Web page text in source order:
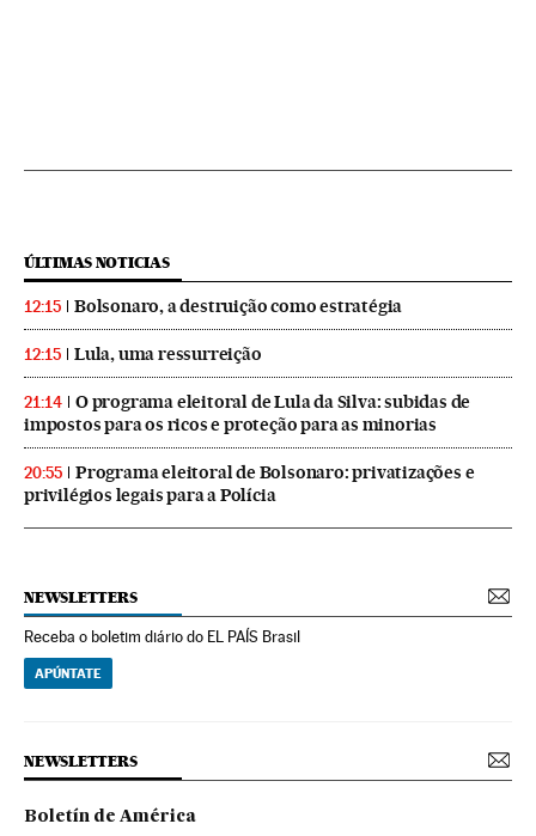
ÚLTIMAS NOTICIAS
12:15 Bolsonaro, a destruição como estratégia
12:15 Lula, uma ressurreição
21:14
O programa eleitoral de Lula da Silva: subidas de
impostos para os ricos e proteção para as minorias
20:55
Programa eleitoral de Bolsonaro: privatizações e
privilégios legais para a Polícia
NEWSLETTERS
Receba o boletim diário do EL PAÍS Brasil
APÚNTATE
NEWSLETTERS
Boletín de América